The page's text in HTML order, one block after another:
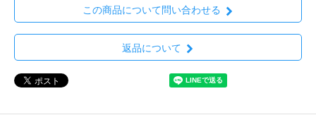
この商品について問い合わせる
返品について